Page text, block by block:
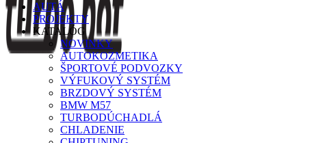
AUTÁ
PROJEKTY
KATALÓG
NOVINKY
AUTOKOZMETIKA
ŠPORTOVÉ PODVOZKY
VÝFUKOVÝ SYSTÉM
BRZDOVÝ SYSTÉM
BMW M57
TURBODÚCHADLÁ
CHLADENIE